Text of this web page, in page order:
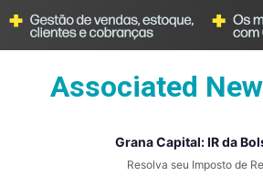
Associated
Grana Capital: IR da
Resolva seu Imposto de